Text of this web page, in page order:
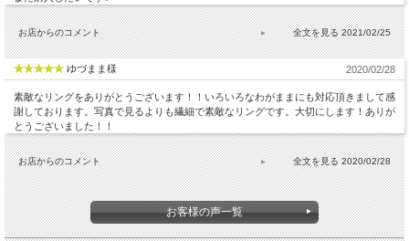
お店からのコメント 2021/02/25
ゆづまま様 2020/02/28
素敵なリングをありがとうございます！！いろいろなわがままにも対応頂きまして感
謝しております。写真で見るよりも繊細で素敵なリングです。大切にします！ありが
とうございました！！
お店からのコメント 2020/02/28
お客様の声一覧